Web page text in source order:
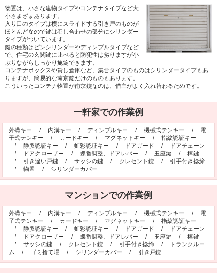
鍵の設置場所から選ぶ
一軒家 マンション
アパート
バイク 金庫
デスク・ロッカー
鍵のメーカー・製品から選ぶ
補助錠（ワンドアツーロック） キーレス錠
電気錠 窓用防犯錠
お車、バイクのメーカー・車種
料金表
簡易料金表 かんたん料金チェック
サービスについて
作業の流れ 鍵の製品 人気ランキング
作業者の紹介 技術力の秘密
特殊開錠技術 設備紹介
作業車紹介 イモビライザーの鍵紛失・製作
物置は、小さな建物タイプやコンテナタイプなど大
小さまざまあります。
入り口のタイプは横にスライドする引き戸のものが
ほとんどなので鍵は召し合わせの部分にシリンダー
タイプがついています。
鍵の種類はピンシリンダーやディンプルタイプなど
で、住宅の玄関鍵に比べると防犯性は劣りますが小
ぶりながらしっかり施錠できます。
コンテナボックスや貸し倉庫など、集合タイプのものはシリンダータイプもあ
りますが、簡易的な南京錠だけのものもあります。
こういったコンテナ物置が南京錠なのは、借主がよく入れ替わるためです。
一軒家での作業例
外溝キー / 内溝キー / ディンプルキー / 機械式テンキー / 電
子式テンキー / カードキー / マグネットキー / 指紋認証キー
/ 静脈認証キー / 虹彩認証キー / ドアガード /
ドアチェーン
/
ドアクローザー / 蝶番調整、ドアレバー / 玉座鍵 / 棒鍵
/ 引き違い戸鍵 / サッシの鍵 / クレセント錠 / 引手付き捻締
/ 物置 / シリンダーカバー
マンションでの作業例
外溝キー / 内溝キー / ディンプルキー / 機械式テンキー / 電
子式テンキー / カードキー / マグネットキー / 指紋認証キー
/ 静脈認証キー / 虹彩認証キー / ドアガード /
ドアチェーン
/
ドアクローザー / 蝶番調整、ドアレバー / 玉座鍵 / 棒鍵
/ サッシの鍵 / クレセント錠 / 引手付き捻締 /
トランクルー
ム / ゴミ捨て場 / シリンダーカバー / 引き戸錠